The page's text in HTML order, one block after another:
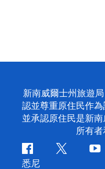
新南威爾士州旅遊
認並尊重原住民作為
並承認原住民是新
所有者
Facebook嘰
悉尼